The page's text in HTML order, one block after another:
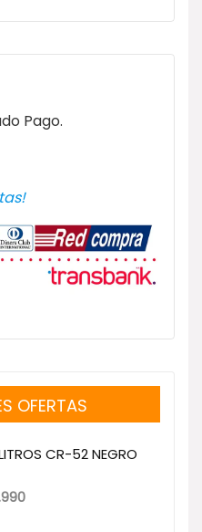
Pago.
OFERTAS
CR-52 NEGRO
El